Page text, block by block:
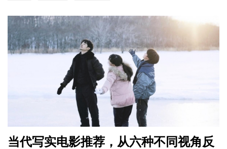
当代写实电影推荐，从六种不同视角反